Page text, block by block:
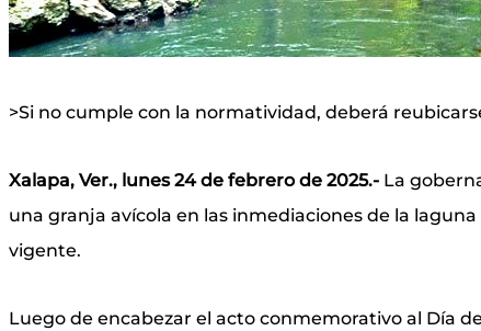
>Si no cumple con la normatividad, deberá
Xalapa, Ver., lunes 24 de febrero de 2025.- La
una granja avícola en las inmediaciones de la
vigente.
Luego de encabezar el acto conmemorativo al Día